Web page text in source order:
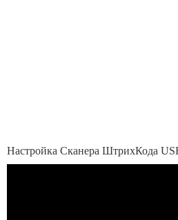
Настройка Сканера ШтрихКода